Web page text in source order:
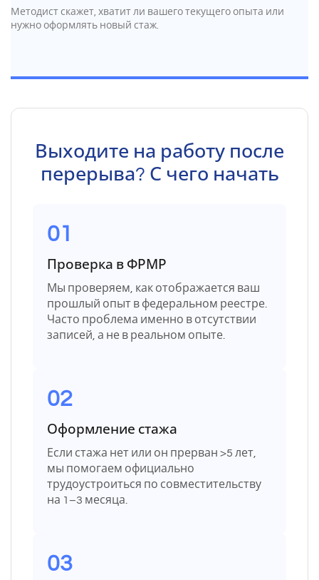
Методист скажет, хватит ли вашего текущего опыта или
нужно оформлять новый стаж.
Выходите на работу после
перерыва? С чего начать
01
Проверка в ФРМР
Мы проверяем, как отображается ваш
прошлый опыт в федеральном реестре.
Часто проблема именно в отсутствии
записей, а не в реальном опыте.
02
Оформление стажа
Если стажа нет или он прерван >5 лет,
мы помогаем официально
трудоустроиться по совместительству
на 1–3 месяца.
03